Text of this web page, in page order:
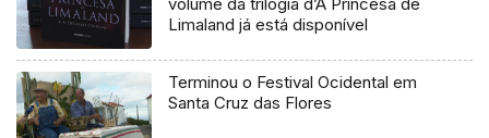
volume da trilogia d’A Princesa de
Limaland já está disponível
Terminou o Festival Ocidental em
Santa Cruz das Flores